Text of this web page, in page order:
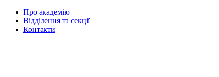
Про академію
Відділення та секції
Контакти